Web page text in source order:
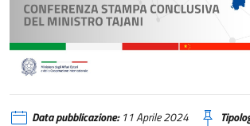
Data pubblicazione:11 Aprile 2024